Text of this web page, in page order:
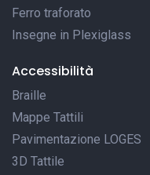
Ferro traforato
Insegne in Plexiglass
Accessibilità
Braille
Mappe Tattili
Pavimentazione LOGES
3D Tattile